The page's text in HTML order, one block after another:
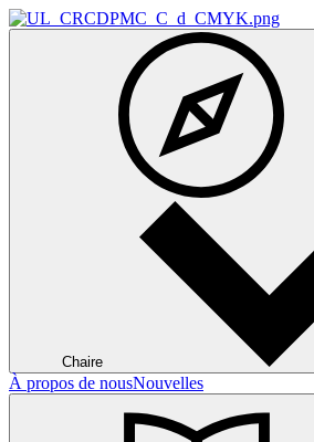
Chaire
À propos de nousNouvelles